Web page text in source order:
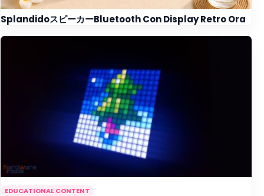
SplandidoスピーカーBluetooth Con Display Retro Ora
EDUCATIONAL CONTENT